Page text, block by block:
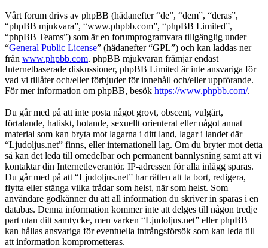
Vårt forum drivs av phpBB (hädanefter “de”, “dem”, “deras”,
“phpBB mjukvara”, “www.phpbb.com”, “phpBB Limited”,
“phpBB Teams”) som är en forumprogramvara tillgänglig under
“General Public License” (hädanefter “GPL”) och kan laddas ner
från www.phpbb.com. phpBB mjukvaran främjar endast
Internetbaserade diskussioner, phpBB Limited är inte ansvariga för
vad vi tillåter och/eller förbjuder för innehåll och/eller uppförande.
För mer information om phpBB, besök https://www.phpbb.com/.
Du går med på att inte posta något grovt, obscent, vulgärt,
förtalande, hatiskt, hotande, sexuellt orienterat eller något annat
material som kan bryta mot lagarna i ditt land, lagar i landet där
“Ljudoljus.net” finns, eller internationell lag. Om du bryter mot detta
så kan det leda till omedelbar och permanent bannlysning samt att vi
kontaktar din Internetleverantör. IP-adressen för alla inlägg sparas.
Du går med på att “Ljudoljus.net” har rätten att ta bort, redigera,
flytta eller stänga vilka trådar som helst, när som helst. Som
användare godkänner du att all information du skriver in sparas i en
databas. Denna information kommer inte att delges till någon tredje
part utan ditt samtycke, men varken “Ljudoljus.net” eller phpBB
kan hållas ansvariga för eventuella intrångsförsök som kan leda till
att information komprometteras.